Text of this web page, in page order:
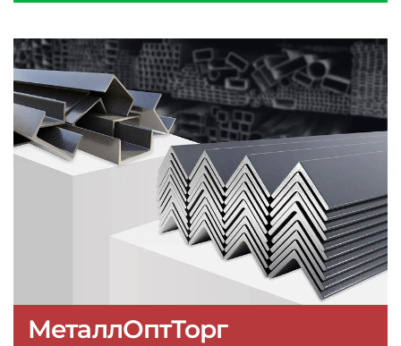
МеталлОптТорг